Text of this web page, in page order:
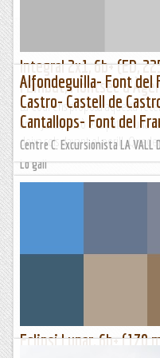
Integral 2x1, 6b+ (ED,
l'Embut, Montsec d'Àger
La Codi ens proposa aquesta
amb Jesús, però ella pateix una
deixa sols davant el perill.
Lo gall
Alfondeguilla- Font del
Castro- Castell de
Cantallops- Font del
Centre C. Excursionista LA VALL
Eclipsi Lunar, 6b+ (170